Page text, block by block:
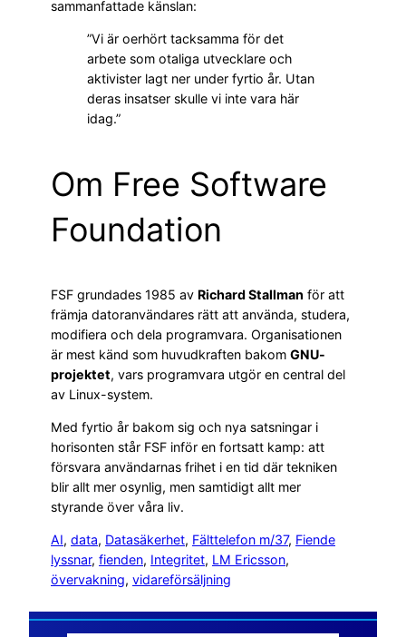
sammanfattade känslan:
”Vi är oerhört tacksamma för det
arbete som otaliga utvecklare och
aktivister lagt ner under fyrtio år. Utan
deras insatser skulle vi inte vara här
idag.”
Om Free Software
Foundation
FSF grundades 1985 av Richard Stallman för att
främja datoranvändares rätt att använda, studera,
modifiera och dela programvara. Organisationen
är mest känd som huvudkraften bakom GNU-
projektet, vars programvara utgör en central del
av Linux-system.
Med fyrtio år bakom sig och nya satsningar i
horisonten står FSF inför en fortsatt kamp: att
försvara användarnas frihet i en tid där tekniken
blir allt mer osynlig, men samtidigt allt mer
styrande över våra liv.
AI, data, Datasäkerhet, Fälttelefon m/37, Fiende
lyssnar, fienden, Integritet, LM Ericsson
övervakning, vidareförsäljning